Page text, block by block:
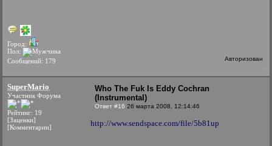
Город:
Пол:
Сообщений: 179
Авторизован
SuperMario
Участник Форума
Рейтинг: 19
[Заценки]
[Комментарии]
Who The Fuk Is Eddy Cochran
(Instrumental)
Ответ #16 26 марта 2008, 12:14:46
http://www.sendspace.com/file/5b81up